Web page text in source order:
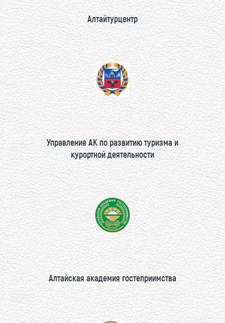
Алтайтурцентр
Управление АК по развитию туризма и
курортной деятельности
Алтайская академия гостеприимства